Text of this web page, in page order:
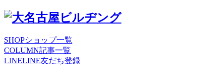
SHOPショップ一覧
COLUMN記事一覧
LINELINE友だち登録